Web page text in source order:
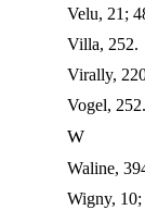
Velu, 21;
Villa, 252.
Virally,
Vogel, 252.
W
Waline,
Wigny, 10;